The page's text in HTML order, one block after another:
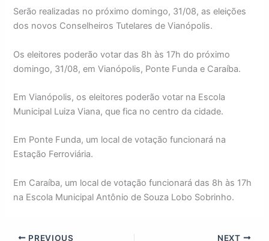
Serão realizadas no próximo domingo, 31/08, as eleições
dos novos Conselheiros Tutelares de Vianópolis.
Os eleitores poderão votar das 8h às 17h do próximo
domingo, 31/08, em Vianópolis, Ponte Funda e Caraíba.
Em Vianópolis, os eleitores poderão votar na Escola
Municipal Luiza Viana, que fica no centro da cidade.
Em Ponte Funda, um local de votação funcionará na
Estação Ferroviária.
Em Caraíba, um local de votação funcionará das 8h às 17h
na Escola Municipal Antônio de Souza Lobo Sobrinho.
PREVIOUS NEXT